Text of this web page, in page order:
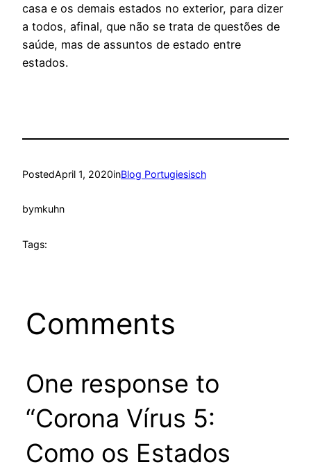
casa e os demais estados no exterior, para dizer
a todos, afinal, que não se trata de questões de
saúde, mas de assuntos de estado entre
estados.
PostedApril 1, 2020inBlog Portugiesisch
bymkuhn
Tags:
Comments
One response to
“Corona Vírus 5:
Como os Estados